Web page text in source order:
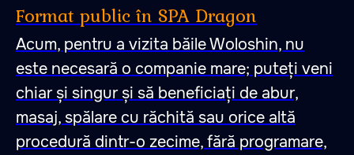
Format public în SPA Dragon
Acum, pentru a vizita băile Woloshin, nu
este necesară o companie mare; puteți veni
chiar și singur și să beneficiați de abur,
masaj, spălare cu răchită sau orice altă
procedură dintr-o zecime, fără programare,